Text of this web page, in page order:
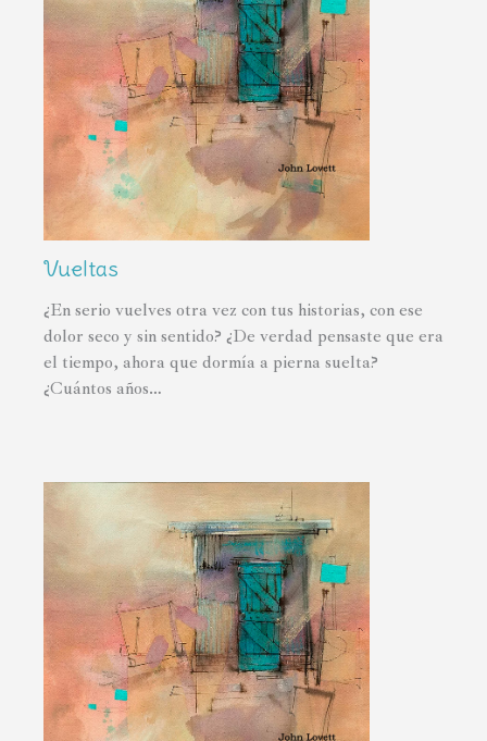
Vueltas
¿En serio vuelves otra vez con tus historias, con ese
dolor seco y sin sentido? ¿De verdad pensaste que era
el tiempo, ahora que dormía a pierna suelta?
¿Cuántos años…